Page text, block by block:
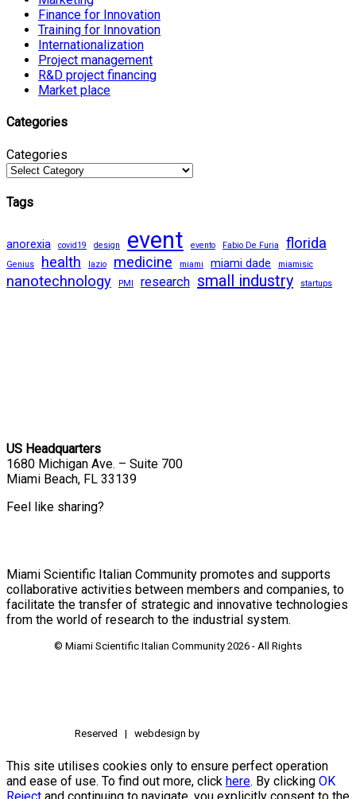
Finance for Innovation
Training for Innovation
Internationalization
Project management
R&D project financing
Market place
Categories
Categories
Tags
anorexia covid19 design event evento Fabio De Furia florida
Genius health lazio medicine miami miami dade miamisic
nanotechnology PMI research small industry startups
US Headquarters
1680 Michigan Ave. – Suite 700
Miami Beach, FL 33139
Feel like sharing?
Miami Scientific Italian Community promotes and supports
collaborative activities between members and companies, to
facilitate the transfer of strategic and innovative technologies
from the world of research to the industrial system.
© Miami Scientific Italian Community 2026 - All Rights
Reserved | webdesign by
This site utilises cookies only to ensure perfect operation
and ease of use. To find out more, click here. By clicking OK